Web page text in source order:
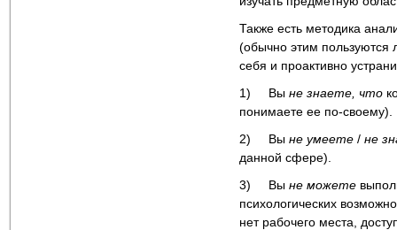
Также есть методика
(обычно этим пользуются
себя и проактивно
1) Вы не знаете, что
понимаете ее по-своему).
2) Вы не умеете / не
данной сфере).
3) Вы не можете
психологических
нет рабочего места,